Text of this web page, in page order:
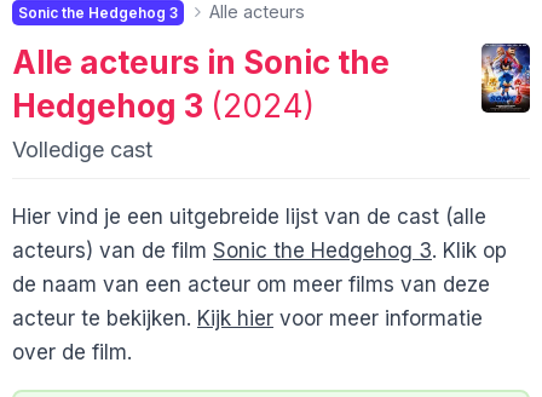
Sonic the Hedgehog 3 Alle acteurs
Alle acteurs in Sonic the
Hedgehog 3 (2024)
Volledige cast
Hier vind je een uitgebreide lijst van de cast (alle
acteurs) van de film Sonic the Hedgehog 3. Klik op
de naam van een acteur om meer films van deze
acteur te bekijken. Kijk hier voor meer informatie
over de film.